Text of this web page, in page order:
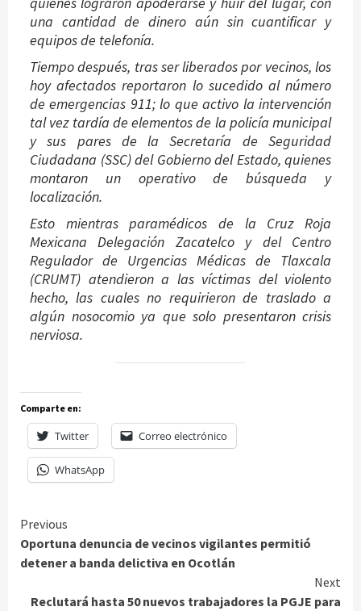
una cantidad de dinero aún sin cuantificar y
equipos de telefonía.
Tiempo después, tras ser liberados por vecinos, los
hoy afectados reportaron lo sucedido al número
de emergencias 911; lo que activo la intervención
tal vez tardía de elementos de la policía municipal
y sus pares de la Secretaría de Seguridad
Ciudadana (SSC) del Gobierno del Estado, quienes
montaron un operativo de búsqueda y
localización.
Esto mientras paramédicos de la Cruz Roja
Mexicana Delegación Zacatelco y del Centro
Regulador de Urgencias Médicas de Tlaxcala
(CRUMT) atendieron a las víctimas del violento
hecho, las cuales no requirieron de traslado a
algún nosocomio ya que solo presentaron crisis
nerviosa.
Comparte en:
Twitter Correo electrónico
WhatsApp
Continue
Reading
Previous
Oportuna denuncia de vecinos vigilantes permitió
detener a banda delictiva en Ocotlán
Next
Reclutará hasta 50 nuevos trabajadores la PGJE para